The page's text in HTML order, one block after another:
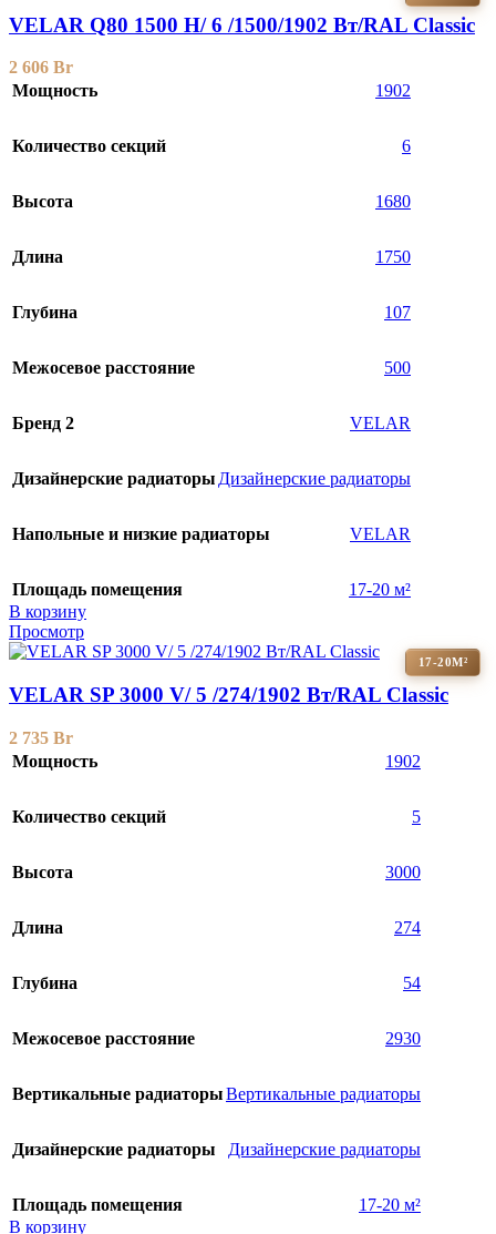
VELAR Q80 1500 H/ 6 /1500/1902 Вт/RAL Classic
2 606 Br
Мощность
1902
Количество секций 6
Высота 1680
Длина 1750
Глубина 107
Межосевое расстояние 500
Бренд 2 VELAR
Дизайнерские радиаторы Дизайнерские радиаторы
Напольные и низкие радиаторы VELAR
Площадь помещения
17-20 м²
В корзину
Просмотр
17-20М²
VELAR SP 3000 V/ 5 /274/1902 Вт/RAL Classic
2 735 Br
Мощность
1902
Количество секций 5
Высота 3000
Длина 274
Глубина 54
Межосевое расстояние 2930
Вертикальные радиаторыВертикальные радиаторы
Дизайнерские радиаторы Дизайнерские радиаторы
Площадь помещения
17-20 м²
В корзину